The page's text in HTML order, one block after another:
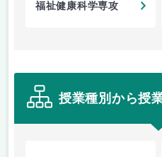
福祉健康科学専攻
授業種別から授